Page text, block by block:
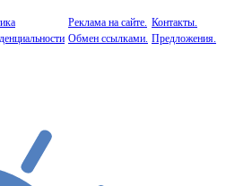
Реклама на сайте.
Обмен ссылками.
Контакты.
Предложения.